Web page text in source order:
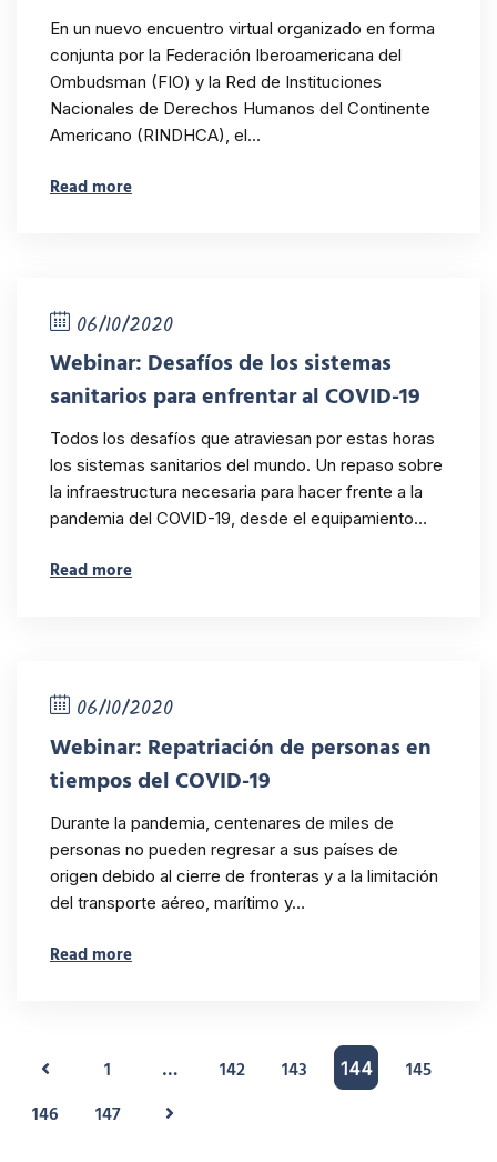
En un nuevo encuentro virtual organizado en forma
conjunta por la Federación Iberoamericana del
Ombudsman (FIO) y la Red de Instituciones
Nacionales de Derechos Humanos del Continente
Americano (RINDHCA), el…
Read more
06/10/2020
Webinar: Desafíos de los sistemas
sanitarios para enfrentar al COVID-19
Todos los desafíos que atraviesan por estas horas
los sistemas sanitarios del mundo. Un repaso sobre
la infraestructura necesaria para hacer frente a la
pandemia del COVID-19, desde el equipamiento…
Read more
06/10/2020
Webinar: Repatriación de personas en
tiempos del COVID-19
Durante la pandemia, centenares de miles de
personas no pueden regresar a sus países de
origen debido al cierre de fronteras y a la limitación
del transporte aéreo, marítimo y…
Read more
1 … 142 143 144
145
146
147